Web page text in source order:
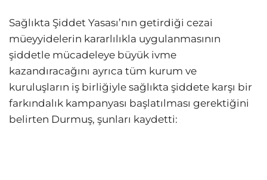
Sağlıkta Şiddet Yasası’nın getirdiği cezai
müeyyidelerin kararlılıkla uygulanmasının
şiddetle mücadeleye büyük ivme
kazandıracağını ayrıca tüm kurum ve
kuruluşların iş birliğiyle sağlıkta şiddete karşı bir
farkındalık kampanyası başlatılması gerektiğini
belirten Durmuş, şunları kaydetti: